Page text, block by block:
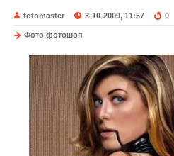
fotomaster 3-10-2009, 11:57 0
Фото фотошоп